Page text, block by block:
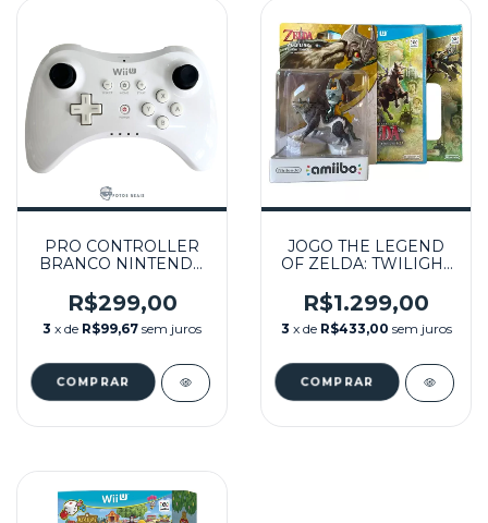
PRO CONTROLLER
BRANCO NINTENDO
R$299,00
3 x de R$99,67 sem juros
JOGO THE LEGEND
OF ZELDA: TWILIGHT
AMIIBO WOLF LINK -
WII U
R$1.299,00
3 x de R$433,00 sem juros